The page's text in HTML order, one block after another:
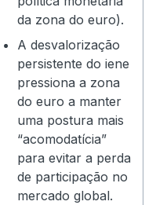
da zona do euro).
A desvalorização
persistente do iene
pressiona a zona
do euro a manter
uma postura mais
“acomodatícia”
para evitar a perda
de participação no
mercado global.